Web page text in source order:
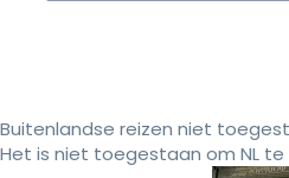
Buitenlandse reizen niet
Het is niet toegestaan om NL